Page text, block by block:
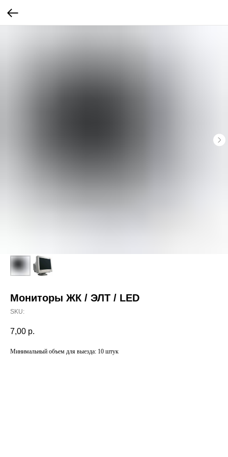
Мониторы ЖК / ЭЛТ / LED
SKU:
7,00 р.
Минимальный объем для выезда: 10 штук